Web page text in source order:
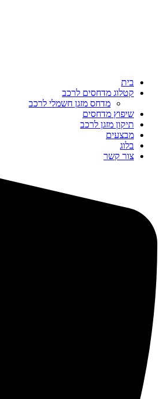
בית
קטלוג מדחסים לרכב
מדחס מזגן חשמלי לרכב
שיפוץ מדחסים
תיקון מזגן לרכב
מבצעים
בלוג
צור קשר